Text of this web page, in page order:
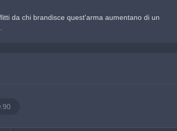
da chi brandisce quest'arma aumentano di un